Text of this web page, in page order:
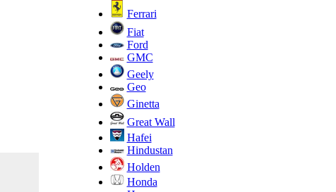
Ferrari
Fiat
Ford
GMC
Geely
Geo
Ginetta
Great Wall
Hafei
Hindustan
Holden
Honda